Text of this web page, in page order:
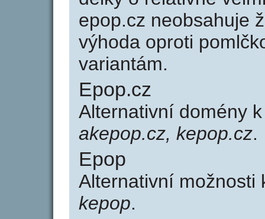
epop.cz neobsahuje
výhoda oproti
variantám.
Epop.cz
Alternativní domény
akepop.cz, kepop.cz.
Epop
Alternativní
kepop.